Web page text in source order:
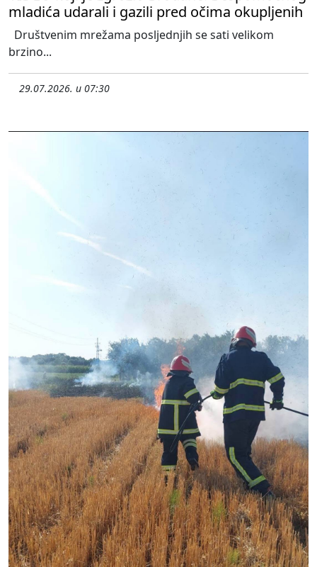
mladića udarali i gazili pred očima okupljenih
Društvenim mrežama posljednjih se sati velikom
brzino...
29.07.2026. u 07:30